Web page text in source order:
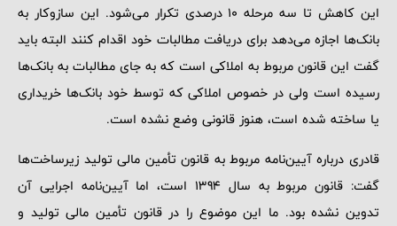
این کاهش تا سه مرحله 10 درصدی تکرار می‌شود. این سازوکار به
بانک‌ها اجازه می‌دهد برای دریافت مطالبات خود اقدام کنند البته باید
گفت این قانون مربوط به املاکی است که به جای مطالبات به بانک‌ها
رسیده است ولی در خصوص املاکی که توسط خود بانک‌ها خریداری
یا ساخته شده است، هنوز قانونی وضع نشده است.
قادری درباره آیین‌نامه مربوط به قانون تأمین مالی تولید زیرساخت‌ها
گفت: قانون مربوط به سال 1394 است، اما آیین‌نامه اجرایی آن
تدوین نشده بود. ما این موضوع را در قانون تأمین مالی تولید و